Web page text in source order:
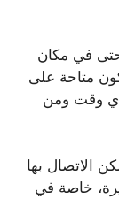
في مكان
متاحة على
أي وقت ومن
الاتصال بها
خاصة في